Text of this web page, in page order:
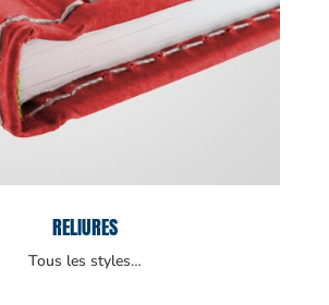
RELIURES
Tous les styles…